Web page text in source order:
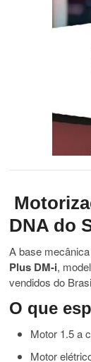
DNA do
A base
Plus DM-i,
vendidos do
O que
Motor 1.5 a
Motor